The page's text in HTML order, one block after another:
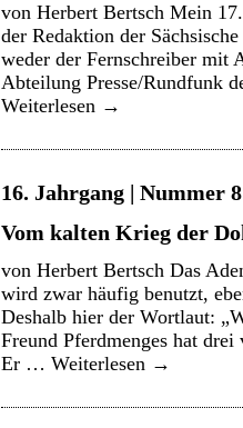
von Herbert Bertsch Mein
der Redaktion der
weder der Fernschreiber mit
Abteilung Presse/Rundfunk
Weiterlesen →
16. Jahrgang | Nummer
Vom kalten Krieg der
von Herbert Bertsch Das
wird zwar häufig benutzt,
Deshalb hier der Wortlaut:
Freund Pferdmenges hat
Er … Weiterlesen →